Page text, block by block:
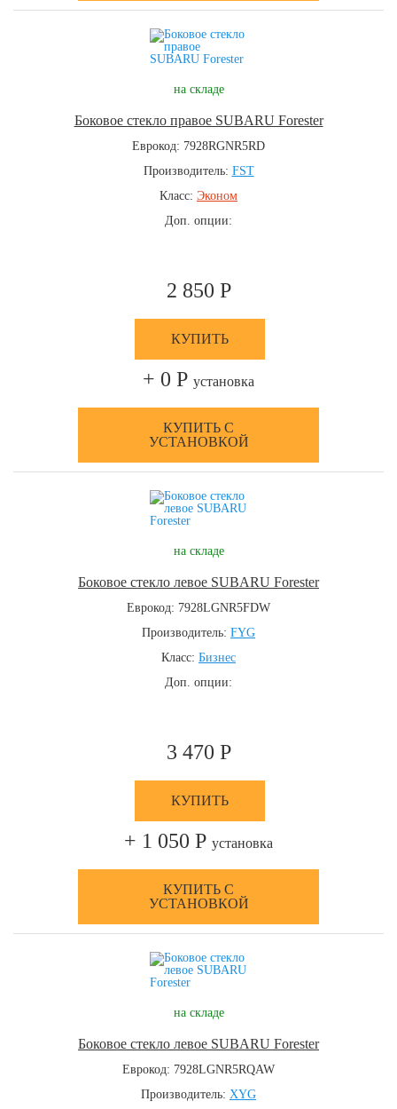
на складе
Боковое стекло правое SUBARU Forester
Еврокод: 7928RGNR5RD
Производитель: FST
Класс: Эконом
Доп. опции:
2 850 Р
КУПИТЬ
+ 0 Р установка
КУПИТЬ С
УСТАНОВКОЙ
на складе
Боковое стекло левое SUBARU Forester
Еврокод: 7928LGNR5FDW
Производитель: FYG
Класс: Бизнес
Доп. опции:
3 470 Р
КУПИТЬ
+ 1 050 Р установка
КУПИТЬ С
УСТАНОВКОЙ
на складе
Боковое стекло левое SUBARU Forester
Еврокод: 7928LGNR5RQAW
Производитель: XYG